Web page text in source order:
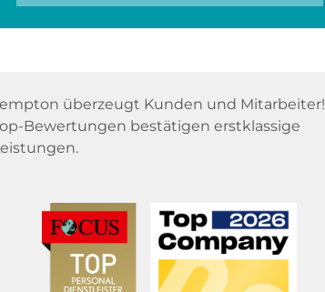
überzeugt Kunden und Mitarbeiter!
Bewertungen bestätigen erstklassige